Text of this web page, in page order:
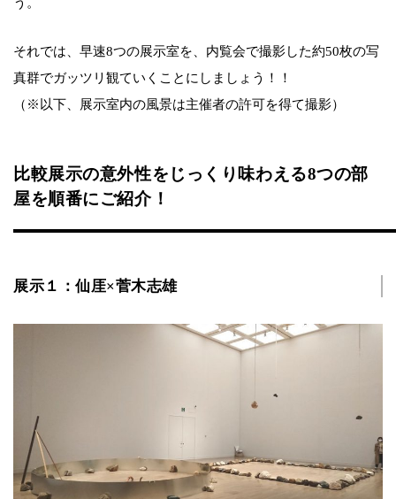
う。
それでは、早速8つの展示室を、内覧会で撮影した約50枚の写
真群でガッツリ観ていくことにしましょう！！
（※以下、展示室内の風景は主催者の許可を得て撮影）
比較展示の意外性をじっくり味わえる8つの部
屋を順番にご紹介！
展示１：仙厓×菅木志雄